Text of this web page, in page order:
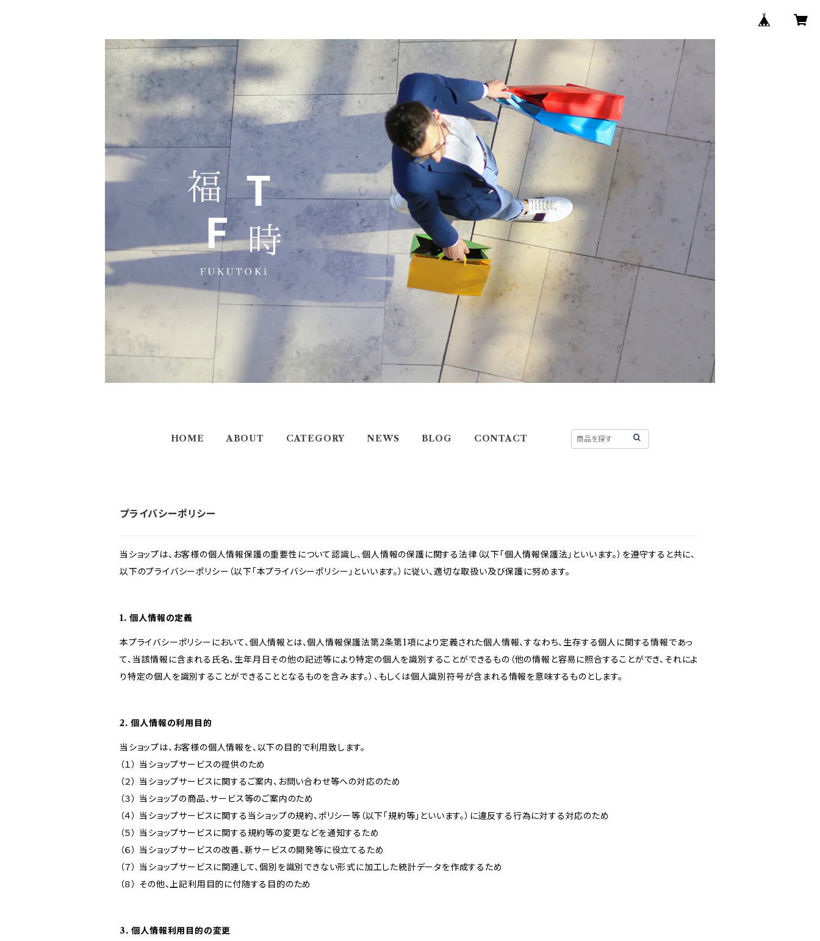
HOME ABOUT CATEGORY NEWS BLOG CONTACT
プライバシーポリシー
当ショップは、お客様の個人情報保護の重要性について認識し、個人情報の保護に関する法律（以下「個人情報保護法」といいます。）を遵守すると共に、
以下のプライバシーポリシー（以下「本プライバシーポリシー」といいます。）に従い、適切な取扱い及び保護に努めます。
1. 個人情報の定義
本プライバシーポリシーにおいて、個人情報とは、個人情報保護法第2条第1項により定義された個人情報、すなわち、生存する個人に関する情報であっ
て、当該情報に含まれる氏名、生年月日その他の記述等により特定の個人を識別することができるもの（他の情報と容易に照合することができ、それによ
り特定の個人を識別することができることとなるものを含みます。）、もしくは個人識別符号が含まれる情報を意味するものとします。
2. 個人情報の利用目的
当ショップは、お客様の個人情報を、以下の目的で利用致します。
（１） 当ショップサービスの提供のため
（２） 当ショップサービスに関するご案内、お問い合わせ等への対応のため
（３） 当ショップの商品、サービス等のご案内のため
（４） 当ショップサービスに関する当ショップの規約、ポリシー等（以下「規約等」といいます。）に違反する行為に対する対応のため
（５） 当ショップサービスに関する規約等の変更などを通知するため
（６） 当ショップサービスの改善、新サービスの開発等に役立てるため
（７） 当ショップサービスに関連して、個別を識別できない形式に加工した統計データを作成するため
（８） その他、上記利用目的に付随する目的のため
3. 個人情報利用目的の変更